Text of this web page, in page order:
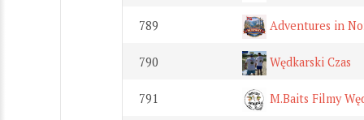
789 Adventures in
790 Wędkarski Czas
791 M.Baits Filmy